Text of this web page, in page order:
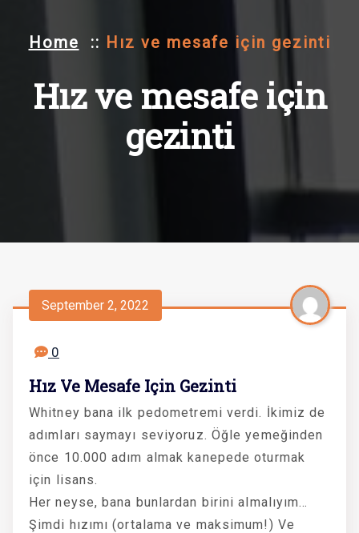
Home :: Hız ve mesafe için gezinti
Hız ve mesafe için
gezinti
September 2, 2022
0
Hız Ve Mesafe Için Gezinti
Whitney bana ilk pedometremi verdi. İkimiz de
adımları saymayı seviyoruz. Öğle yemeğinden
önce 10.000 adım almak kanepede oturmak
için lisans.
Her neyse, bana bunlardan birini almalıyım…
Şimdi hızımı (ortalama ve maksimum!) Ve